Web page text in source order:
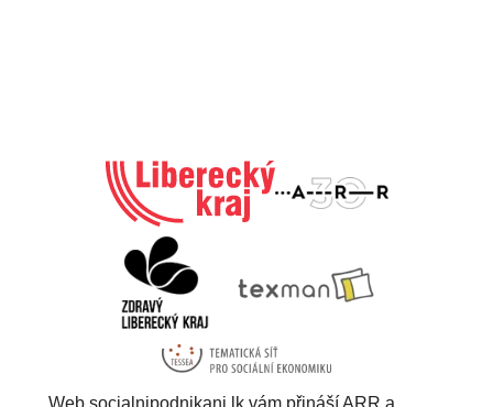
Web socialnipodnikani.lk vám přináší ARR a